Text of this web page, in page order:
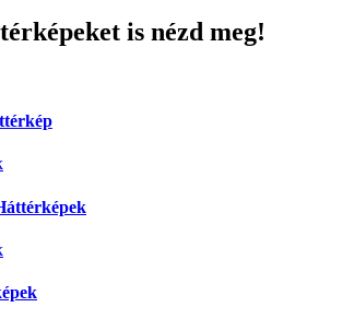
is nézd meg!